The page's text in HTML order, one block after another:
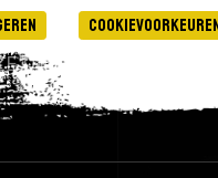
Uit Mozzarella